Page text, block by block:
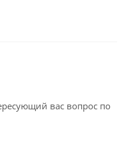
вас вопрос по